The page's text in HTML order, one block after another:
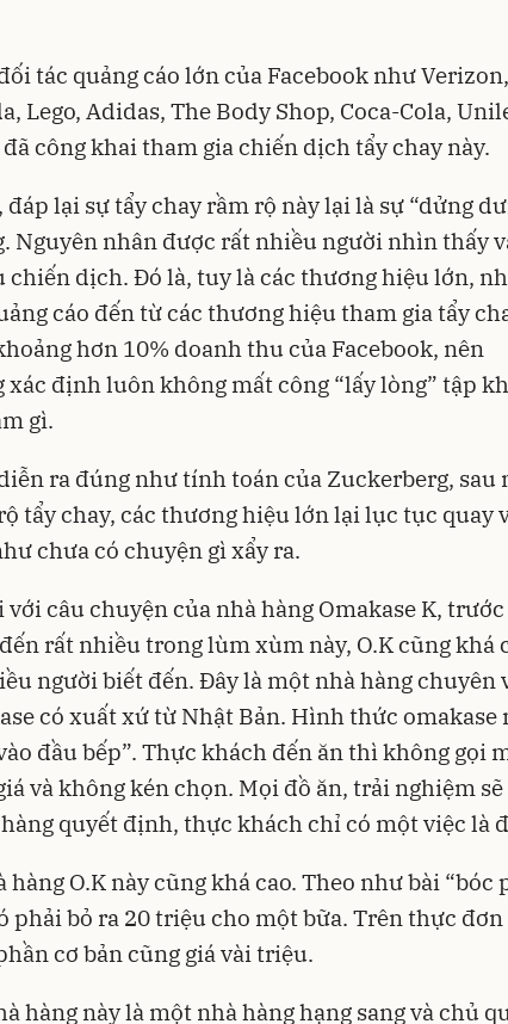
tác quảng cáo lớn của Facebook như
Lego, Adidas, The Body Shop, Coca-Cola,
đã công khai tham gia chiến dịch tẩy chay này.
lại sự tẩy chay rầm rộ này lại là sự “dửng
Nguyên nhân được rất nhiều người nhìn thấy
chiến dịch. Đó là, tuy là các thương hiệu lớn,
cáo đến từ các thương hiệu tham gia tẩy
hơn 10% doanh thu của Facebook, nên
xác định luôn không mất công “lấy lòng” tập
gì.
ra đúng như tính toán của Zuckerberg, sau
tẩy chay, các thương hiệu lớn lại lục tục quay
chưa có chuyện gì xẩy ra.
với câu chuyện của nhà hàng Omakase K,
rất nhiều trong lùm xùm này, O.K cũng khá
người biết đến. Đây là một nhà hàng chuyên
có xuất xứ từ Nhật Bản. Hình thức omakase
đầu bếp”. Thực khách đến ăn thì không gọi
và không kén chọn. Mọi đồ ăn, trải nghiệm sẽ
quyết định, thực khách chỉ có một việc là
hàng O.K này cũng khá cao. Theo như bài “bóc
phải bỏ ra 20 triệu cho một bữa. Trên thực đơn
cơ bản cũng giá vài triệu.
hàng này là một nhà hàng hạng sang và chủ